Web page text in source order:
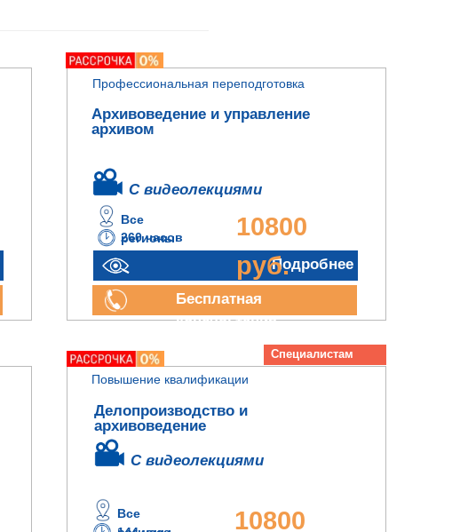
Бесплатная
консультация
Подробнее
Профессиональная переподготовка
Все
регионы
10800
руб.
260 часов
Архивоведение и управление
архивом
С видеолекциями
Делопроизводство и
архивоведение
10800
Все
Повышение квалификации
С видеолекциями
Специалистам